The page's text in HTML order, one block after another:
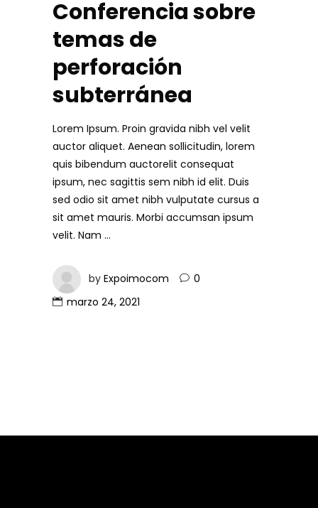
Conferencia sobre
temas de
perforación
subterránea
Lorem Ipsum. Proin gravida nibh vel velit
auctor aliquet. Aenean sollicitudin, lorem
quis bibendum auctorelit consequat
ipsum, nec sagittis sem nibh id elit. Duis
sed odio sit amet nibh vulputate cursus a
sit amet mauris. Morbi accumsan ipsum
velit. Nam
by Expoimocom
0
marzo 24, 2021